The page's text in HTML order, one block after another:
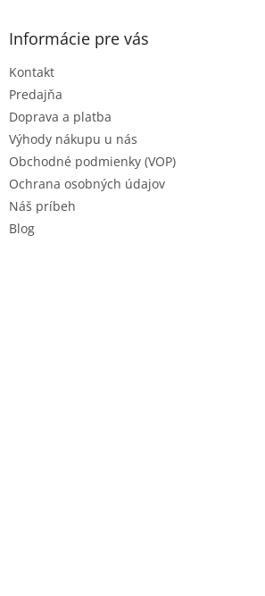
Informácie pre vás
Kontakt
Predajňa
Doprava a platba
Výhody nákupu u nás
Obchodné podmienky (VOP)
Ochrana osobných údajov
Náš príbeh
Blog